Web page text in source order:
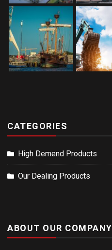
CATEGORIES
High Demend Products
Our Dealing Products
ABOUT OUR COMPANY